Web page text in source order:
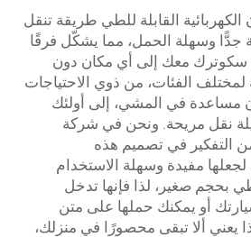
القابلة للطي طريقة تنقل
جدًّا وسهلة الحمل، مما يشكّل فرقًا
سكوترك معك إلى أي مكان دون
لمختلف الفئات، من ذوي الاحتياجات
مساعدة في المشي، إلى أولئك
نقل مريحة. ونحن في شركة
التفكير في تصميم هذه
مفيدة وسهلة الاستخدام
بحجم صغير، لذا فإنها تدخل
أو يمكنك حملها على متن
يعني ألا تبقى محصورًا في منزلك،